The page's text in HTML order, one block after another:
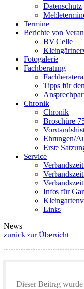
Datenschutz
Termine
Berichte von
BV Celle
Fotogalerie
Fachberatung
Tipps für
Chronik
Chronik
Broschüre
Ehrungen/
Erste
Service
Infos für
Links
News
zurück zur Übersicht
Dieser Beitrag wurde